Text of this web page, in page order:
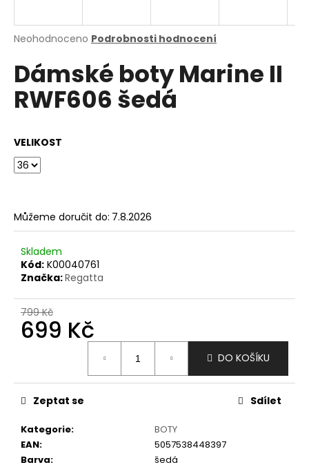
Průměrné
produktu
je
0,0
Neohodnoceno Podrobnosti hodnocení
Dámské boty Marine II
RWF606 šedá
VELIKOST
Můžeme doručit do: 7.8.2026
Skladem
Kód: K00040761
Značka:Regatta
799 Kč
699 Kč
DO KOŠÍKU
Kategorie:
BOTY
EAN:
5057538448397
Barva:
šedá
Zeptat se Sdílet
j
t
?
D
o
p
o
u
č
u
e